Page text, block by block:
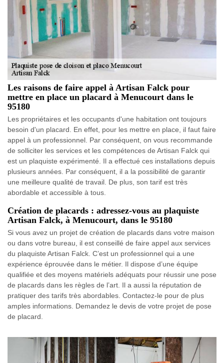
Les raisons de faire appel à Artisan Falck pour
mettre en place un placard à Menucourt dans le
95180
Les propriétaires et les occupants d'une habitation ont toujours
besoin d'un placard. En effet, pour les mettre en place, il faut faire
appel à un professionnel. Par conséquent, on vous recommande
de solliciter les services et les compétences de Artisan Falck qui
est un plaquiste expérimenté. Il a effectué ces installations depuis
plusieurs années. Par conséquent, il a la possibilité de garantir
une meilleure qualité de travail. De plus, son tarif est très
abordable et accessible à tous.
Création de placards : adressez-vous au plaquiste
Artisan Falck, à Menucourt, dans le 95180
Si vous avez un projet de création de placards dans votre maison
ou dans votre bureau, il est conseillé de faire appel aux services
du plaquiste Artisan Falck. C’est un professionnel qui a une
expérience éprouvée dans le métier. Il dispose d’une équipe
qualifiée et des moyens matériels adéquats pour réussir une pose
de placards dans les règles de l’art. Il a aussi la réputation de
pratiquer des tarifs très abordables. Contactez-le pour de plus
amples informations. Demandez le devis de votre projet de pose
de placard.